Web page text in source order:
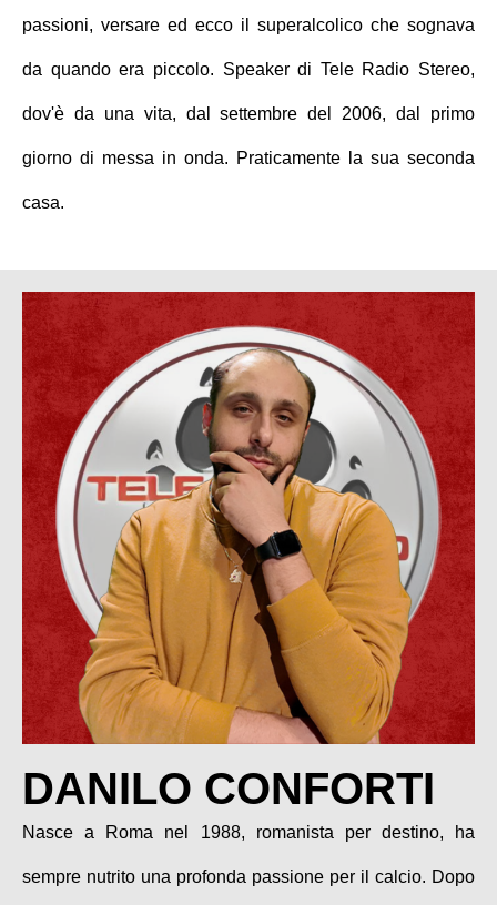
passioni, versare ed ecco il superalcolico che sognava
da quando era piccolo. Speaker di Tele Radio Stereo,
dov'è da una vita, dal settembre del 2006, dal primo
giorno di messa in onda. Praticamente la sua seconda
casa.
DANILO CONFORTI
Nasce a Roma nel 1988, romanista per destino, ha
sempre nutrito una profonda passione per il calcio. Dopo